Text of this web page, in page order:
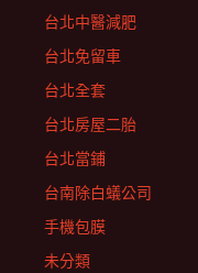
台北中醫減肥
台北免留車
台北全套
台北房屋二胎
台北當鋪
台南除白蟻公司
手機包膜
未分類